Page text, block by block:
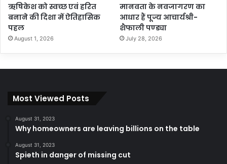
ऋषिकेश को स्वच्छ एवं हरित
बनाने की दिशा में ऐतिहासिक
पहल
August 1, 2026
मानवता के नवजागरण का
आधार हैं पूज्य आचार्यश्री-
शैफाली पण्ड्या
July 28, 2026
Most Viewed Posts
August 31, 2023
Why homeowners are leaving billions on the table
August 31, 2023
Spieth in danger of missing cut